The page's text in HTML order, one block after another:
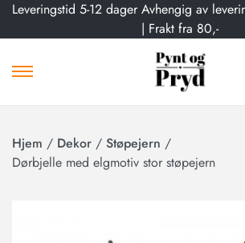
Leveringstid 5-12 dager Avhengig av
| Frakt fra 80,-
Hjem / Dekor / Støpejern /
Dørbjelle med elgmotiv stor støpejern